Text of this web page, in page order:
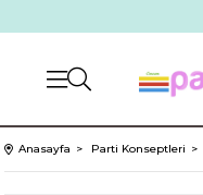
Anasayfa Parti Konseptleri